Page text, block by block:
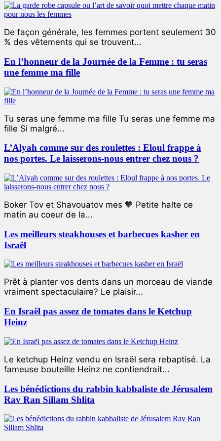
De façon générale, les femmes portent seulement 30
% des vêtements qui se trouvent...
En l’honneur de la Journée de la Femme : tu seras
une femme ma fille
Tu seras une femme ma fille Tu seras une femme ma
fille Si malgré...
L’Alyah comme sur des roulettes : Eloul frappe à
nos portes. Le laisserons-nous entrer chez nous ?
Boker Tov et Shavouatov mes 🧡 Petite halte ce
matin au coeur de la...
Les meilleurs steakhouses et barbecues kasher en
Israël
Prêt à planter vos dents dans un morceau de viande
vraiment spectaculaire? Le plaisir...
En Israël pas assez de tomates dans le Ketchup
Heinz
Le ketchup Heinz vendu en Israël sera rebaptisé. La
fameuse bouteille Heinz ne contiendrait...
Les bénédictions du rabbin kabbaliste de Jérusalem
Rav Ran Sillam Shlita